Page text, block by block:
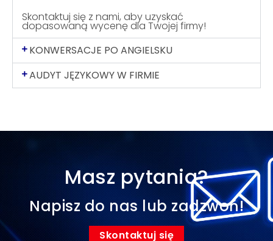
Skontaktuj się z nami, aby uzyskać
dopasowaną wycenę dla Twojej firmy!
KONWERSACJE PO ANGIELSKU
AUDYT JĘZYKOWY W FIRMIE
Masz pytania?
Napisz do nas lub zadzwoń!
Skontaktuj się